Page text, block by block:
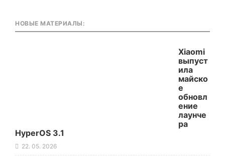
НОВЫЕ МАТЕРИАЛЫ:
Xiaomi
выпуст
ила
майско
е
обновл
ение
лаунче
ра
HyperOS 3.1
22. 05. 2026